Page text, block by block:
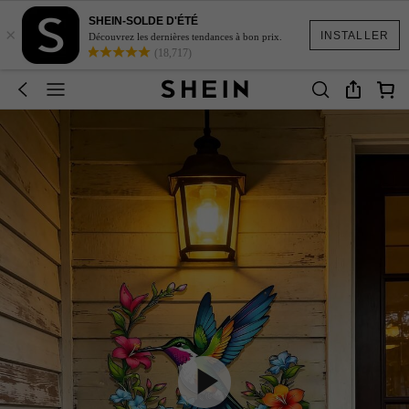
INSTALLER
×
SHEIN-SOLDE D'ÉTÉ
Découvrez les dernières tendances à bon prix.
(18,717)